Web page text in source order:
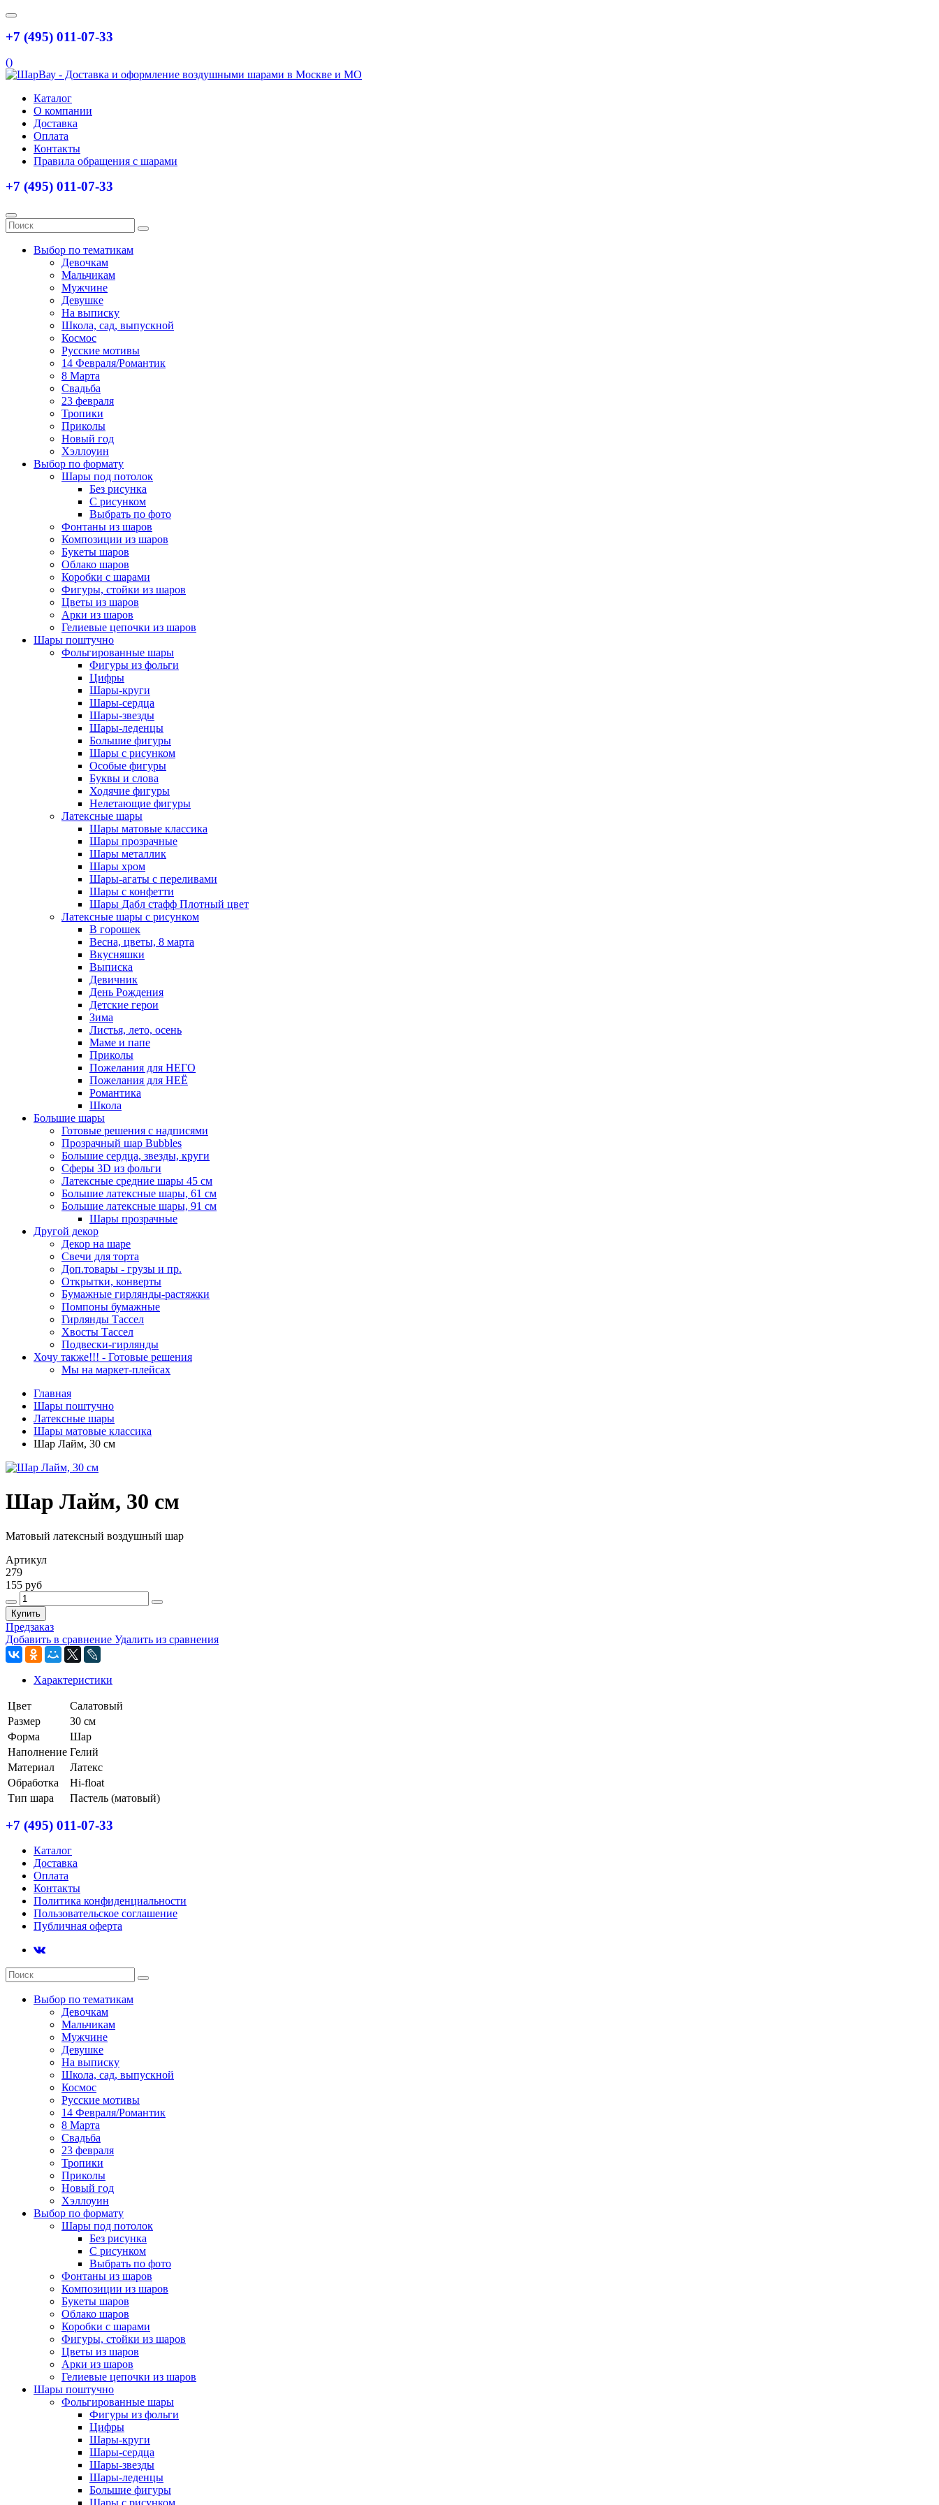
+7 (495) 011-07-33
()
Каталог
О компании
Доставка
Оплата
Контакты
Правила обращения с шарами
+7 (495) 011-07-33
Выбор по тематикам
Девочкам
Мальчикам
Мужчине
Девушке
На выписку
Школа, сад, выпускной
Космос
Русские мотивы
14 Февраля/Романтик
8 Марта
Свадьба
23 февраля
Тропики
Приколы
Новый год
Хэллоуин
Выбор по формату
Шары под потолок
Без рисунка
С рисунком
Выбрать по фото
Фонтаны из шаров
Композиции из шаров
Букеты шаров
Облако шаров
Коробки с шарами
Фигуры, стойки из шаров
Цветы из шаров
Арки из шаров
Гелиевые цепочки из шаров
Шары поштучно
Фольгированные шары
Фигуры из фольги
Цифры
Шары-круги
Шары-сердца
Шары-звезды
Шары-леденцы
Большие фигуры
Шары с рисунком
Особые фигуры
Буквы и слова
Ходячие фигуры
Нелетающие фигуры
Латексные шары
Шары матовые классика
Шары прозрачные
Шары металлик
Шары хром
Шары-агаты с переливами
Шары с конфетти
Шары Дабл стафф Плотный цвет
Латексные шары с рисунком
В горошек
Весна, цветы, 8 марта
Вкусняшки
Выписка
Девичник
День Рождения
Детские герои
Зима
Листья, лето, осень
Маме и папе
Приколы
Пожелания для НЕГО
Пожелания для НЕЁ
Романтика
Школа
Большие шары
Готовые решения с надписями
Прозрачный шар Bubbles
Большие сердца, звезды, круги
Сферы 3D из фольги
Латексные средние шары 45 см
Большие латексные шары, 61 см
Большие латексные шары, 91 см
Шары прозрачные
Другой декор
Декор на шаре
Свечи для торта
Доп.товары - грузы и пр.
Открытки, конверты
Бумажные гирлянды-растяжки
Помпоны бумажные
Гирлянды Тассел
Хвосты Тассел
Подвески-гирлянды
Хочу также!!! - Готовые решения
Мы на маркет-плейсах
Главная
Шары поштучно
Латексные шары
Шары матовые классика
Шар Лайм, 30 см
Шар Лайм, 30 см
Матовый латексный воздушный шар
Артикул
279
155 руб
Купить
Предзаказ
Добавить в сравнение Удалить из сравнения
Характеристики
Цвет
Салатовый
Размер
30 см
Форма
Шар
Наполнение Гелий
Материал
Латекс
Обработка
Hi-float
Тип шара
Пастель (матовый)
+7 (495) 011-07-33
Каталог
Доставка
Оплата
Контакты
Политика конфиденциальности
Пользовательское соглашение
Публичная оферта
Выбор по тематикам
Девочкам
Мальчикам
Мужчине
Девушке
На выписку
Школа, сад, выпускной
Космос
Русские мотивы
14 Февраля/Романтик
8 Марта
Свадьба
23 февраля
Тропики
Приколы
Новый год
Хэллоуин
Выбор по формату
Шары под потолок
Без рисунка
С рисунком
Выбрать по фото
Фонтаны из шаров
Композиции из шаров
Букеты шаров
Облако шаров
Коробки с шарами
Фигуры, стойки из шаров
Цветы из шаров
Арки из шаров
Гелиевые цепочки из шаров
Шары поштучно
Фольгированные шары
Фигуры из фольги
Цифры
Шары-круги
Шары-сердца
Шары-звезды
Шары-леденцы
Большие фигуры
Шары с рисунком